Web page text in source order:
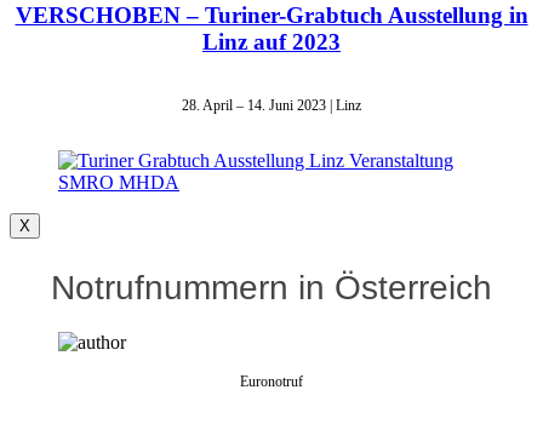
VERSCHOBEN – Turiner-Grabtuch Ausstellung in
Linz auf 2023
28. April – 14. Juni 2023 | Linz
X
Notrufnummern in Österreich
Euronotruf